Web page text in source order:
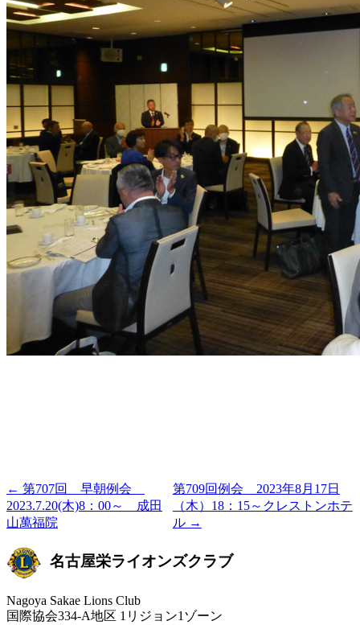
← 第707回 早朝例会
2023.7.20(木)8：00～ 成田
山萬福院
第709回例会 2023年8月17日
（木）18：15～クレストンホテ
ル →
名古屋栄ライオンズクラブ
Nagoya Sakae Lions Club
国際協会334-A地区 1リジョン1ゾーン